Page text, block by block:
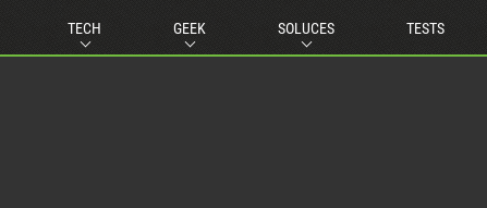
TECH GEEK SOLUCES TESTS